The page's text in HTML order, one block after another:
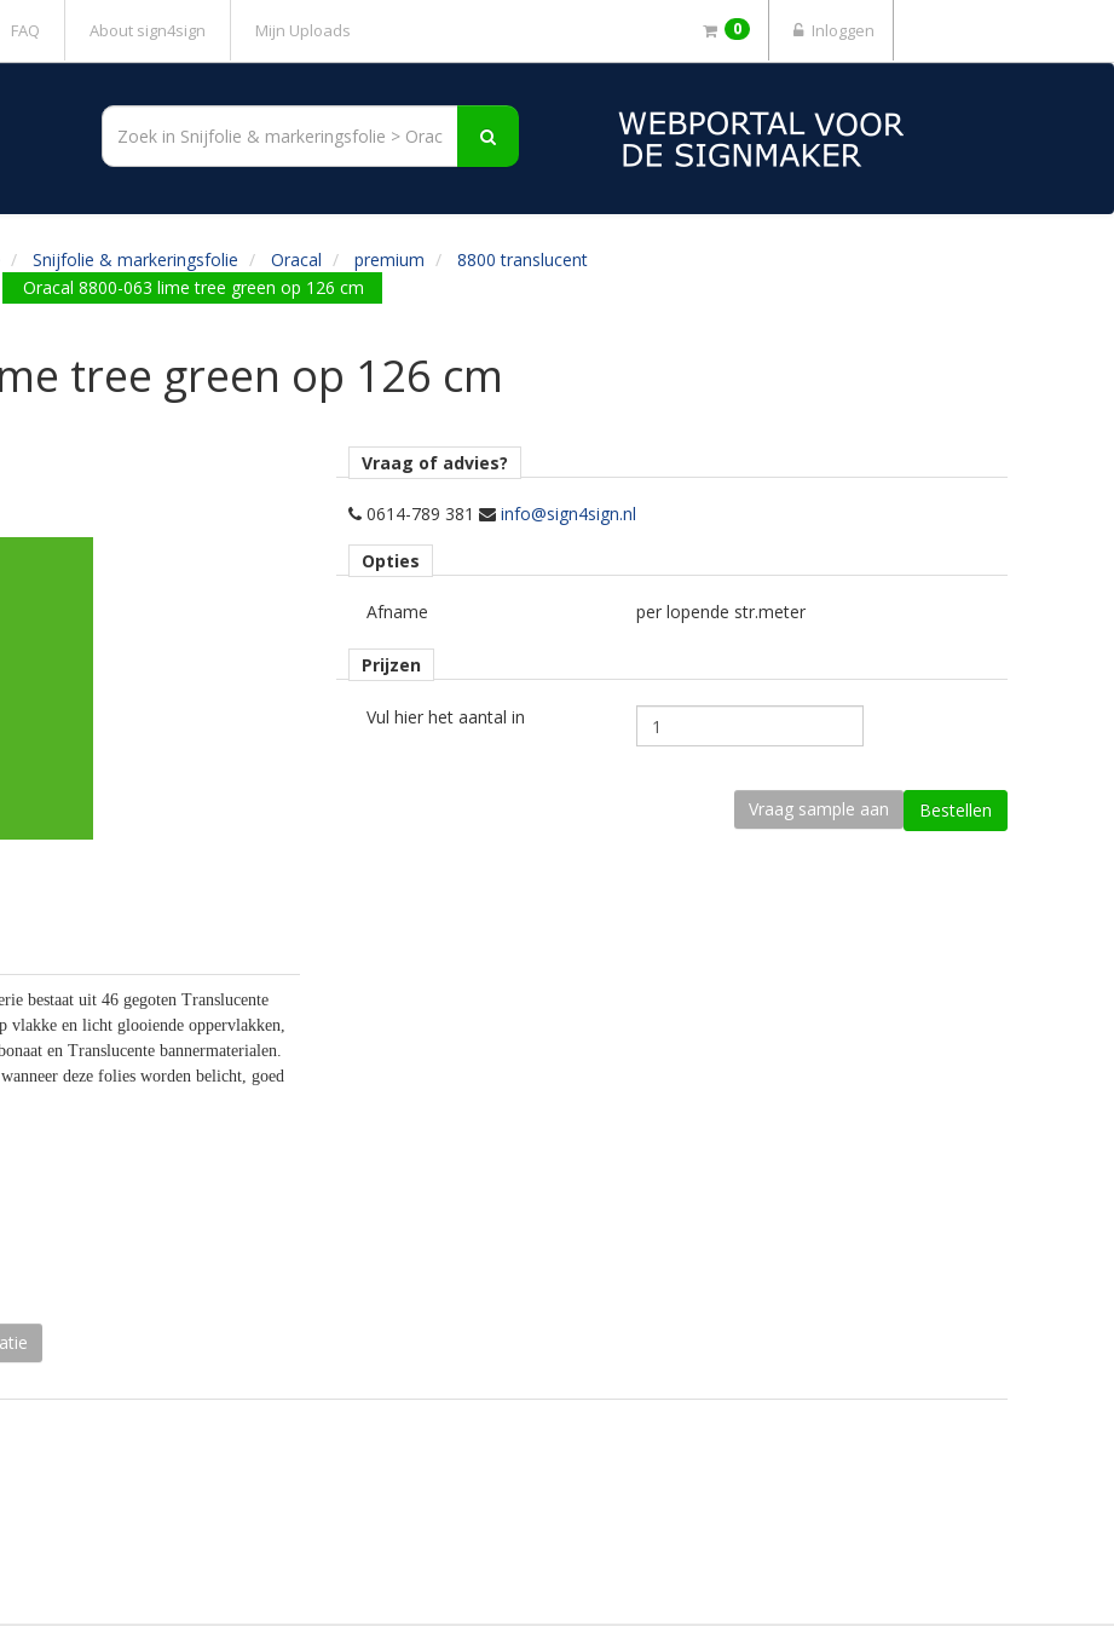
FAQ About sign4sign Mijn Uploads 0 Inloggen
Snijfolie & markeringsfolie Oracal premium
8800 translucent
Oracal 8800-063 lime tree green op 126 cm
tree green op 126 cm
bestaat uit 46 gegoten Translucente
vlakke en licht glooiende oppervlakken,
en Translucente bannermaterialen.
deze folies worden belicht, goed
Vraag of advies?
0614-789 381 info@sign4sign.nl
Opties
Afname per lopende str.meter
Prijzen
Vul hier het aantal in